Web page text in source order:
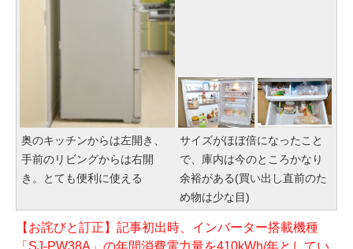
奥のキッチンからは左開き、
手前のリビングからは右開
き。とても便利に使える
サイズがほぼ倍になったこと
で、庫内は今のところかなり
余裕がある(買い出し直前のた
め物は少な目)
【お詫びと訂正】記事初出時、インバーター搭載機種
「SJ-PW38A」の年間消費電力量を410kWh/年としてい